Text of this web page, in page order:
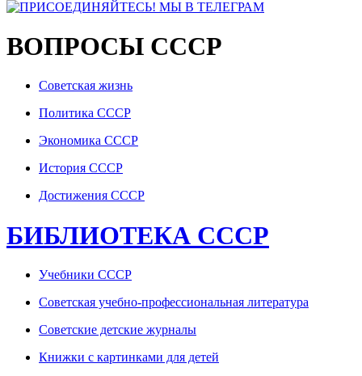
ВОПРОСЫ СССР
Советская жизнь
Политика СССР
Экономика СССР
История СССР
Достижения СССР
БИБЛИОТЕКА СССР
Учебники СССР
Советская учебно-профессиональная литература
Советские детские журналы
Книжки с картинками для детей